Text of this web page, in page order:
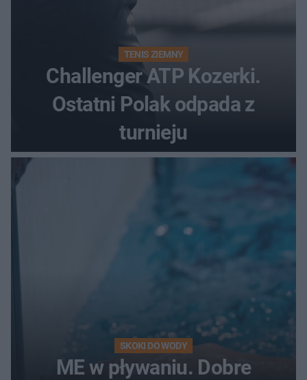
TENIS ZIEMNY
Challenger ATP Kozerki.
Ostatni Polak odpada z
turnieju
SKOKI DO WODY
ME w pływaniu. Dobre